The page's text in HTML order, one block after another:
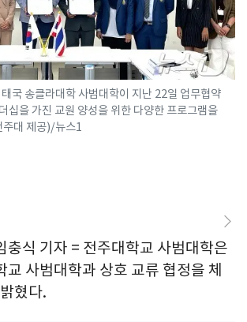
국 송클라대학 사범대학이 지난 22일 업무협약
십을 가진 교원 양성을 위한 다양한 프로그램을
주대 제공)/뉴스1
충식 기자 = 전주대학교 사범대학은
교 사범대학과 상호 교류 협정을 체
혔다.